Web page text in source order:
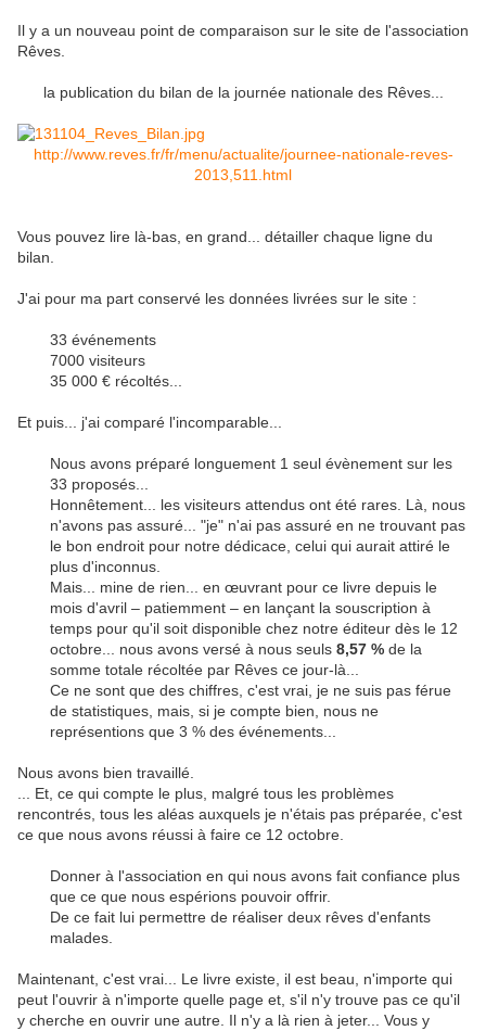
Il y a un nouveau point de comparaison sur le site de l'association
Rêves.
la publication du bilan de la journée nationale des Rêves...
http://www.reves.fr/fr/menu/actualite/journee-nationale-reves-
2013,511.html
Vous pouvez lire là-bas, en grand... détailler chaque ligne du
bilan.
J'ai pour ma part conservé les données livrées sur le site :
33 événements
7000 visiteurs
35 000 € récoltés...
Et puis... j'ai comparé l'incomparable...
Nous avons préparé longuement 1 seul évènement sur les
33 proposés...
Honnêtement... les visiteurs attendus ont été rares. Là, nous
n'avons pas assuré... "je" n'ai pas assuré en ne trouvant pas
le bon endroit pour notre dédicace, celui qui aurait attiré le
plus d'inconnus.
Mais... mine de rien... en œuvrant pour ce livre depuis le
mois d'avril – patiemment – en lançant la souscription à
temps pour qu'il soit disponible chez notre éditeur dès le 12
octobre... nous avons versé à nous seuls 8,57 % de la
somme totale récoltée par Rêves ce jour-là...
Ce ne sont que des chiffres, c'est vrai, je ne suis pas férue
de statistiques, mais, si je compte bien, nous ne
représentions que 3 % des événements...
Nous avons bien travaillé.
... Et, ce qui compte le plus, malgré tous les problèmes
rencontrés, tous les aléas auxquels je n'étais pas préparée, c'est
ce que nous avons réussi à faire ce 12 octobre.
Donner à l'association en qui nous avons fait confiance plus
que ce que nous espérions pouvoir offrir.
De ce fait lui permettre de réaliser deux rêves d'enfants
malades.
Maintenant, c'est vrai... Le livre existe, il est beau, n'importe qui
peut l'ouvrir à n'importe quelle page et, s'il n'y trouve pas ce qu'il
y cherche en ouvrir une autre. Il n'y a là rien à jeter... Vous y